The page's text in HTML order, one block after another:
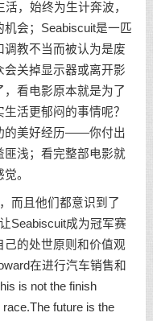
，始终为生计奔波，
会；Seabiscuit是一匹
教不当而被认为是废
关掉显示器或离开影
看电影原本就是为了
活更郁闷的事情呢？
的美好经历——你付出
匪浅；看完整部电影就
。
且他们都意识到了
Seabiscuit成为冠军赛
己的处世原则和价值观
在进行汽车销售和
is not the finish
future is the